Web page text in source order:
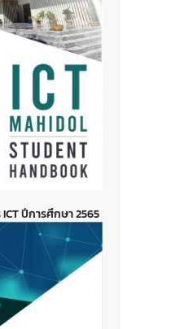
ปีการศึกษา 2565